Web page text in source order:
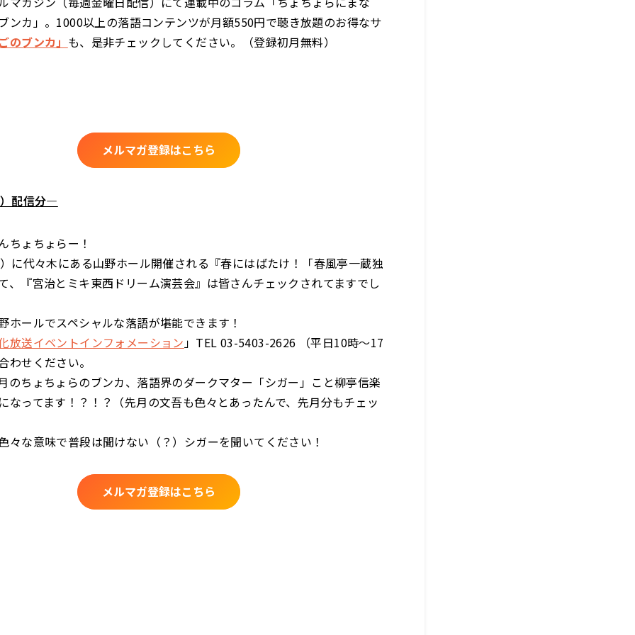
カ」。1000以上の落語コンテンツが月額550円で聴き放題のお得なサ
のブンカ」 も、是非チェックしてください。（登録初月無料）
メルマガ登録はこちら
配信分―
ちょちょらー！
に代々木にある山野ホール開催される『春にはばたけ！「春風亭一蔵独
、『宮治とミキ東西ドリーム演芸会』は皆さんチェックされてますでし
ホールでスペシャルな落語が堪能できます！
放送イベントインフォメーション 」TEL 03-5403-2626 （平日10時～17
わせください。
のちょちょらのブンカ、落語界のダークマター「シガー」こと柳亭信楽
なってます！？！？（先月の文吾も色々とあったんで、先月分もチェッ
々な意味で普段は聞けない（？）シガーを聞いてください！
メルマガ登録はこちら